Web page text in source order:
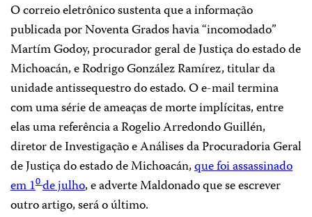
O correio eletrônico sustenta que a informação
publicada por Noventa Grados havia “incomodado”
Martím Godoy, procurador geral de Justiça do estado de
Michoacán, e Rodrigo González Ramírez, titular da
unidade antissequestro do estado. O e-mail termina
com uma série de ameaças de morte implícitas, entre
elas uma referência a Rogelio Arredondo Guillén,
diretor de Investigação e Análises da Procuradoria Geral
de Justiça do estado de Michoacán,que foi assassinado
em 10de julho, e adverte Maldonado que se escrever
outro artigo, será o último.